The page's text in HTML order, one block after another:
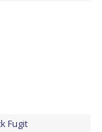
Fugit